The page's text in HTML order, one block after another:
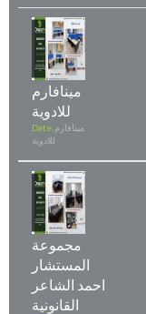
مينافارم
للادوية
Date: مينافارم
للادوية
مجموعة
المستشار
احمد الشاعر
القانونية